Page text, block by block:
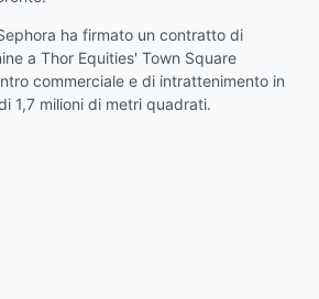
ha firmato un contratto di
a Thor Equities' Town Square
commerciale e di intrattenimento in
1,7 milioni di metri quadrati.